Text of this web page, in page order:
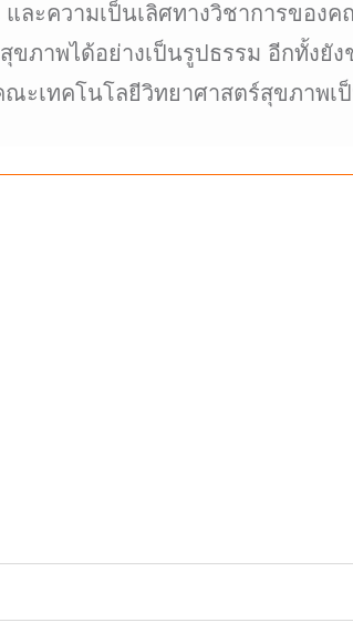
ละความเป็นเลิศทางวิชาการขอ
ภาพได้อย่างเป็นรูปธรรม อีกทั้งยั
ะเทคโนโลยีวิทยาศาสตร์สุขภาพเ